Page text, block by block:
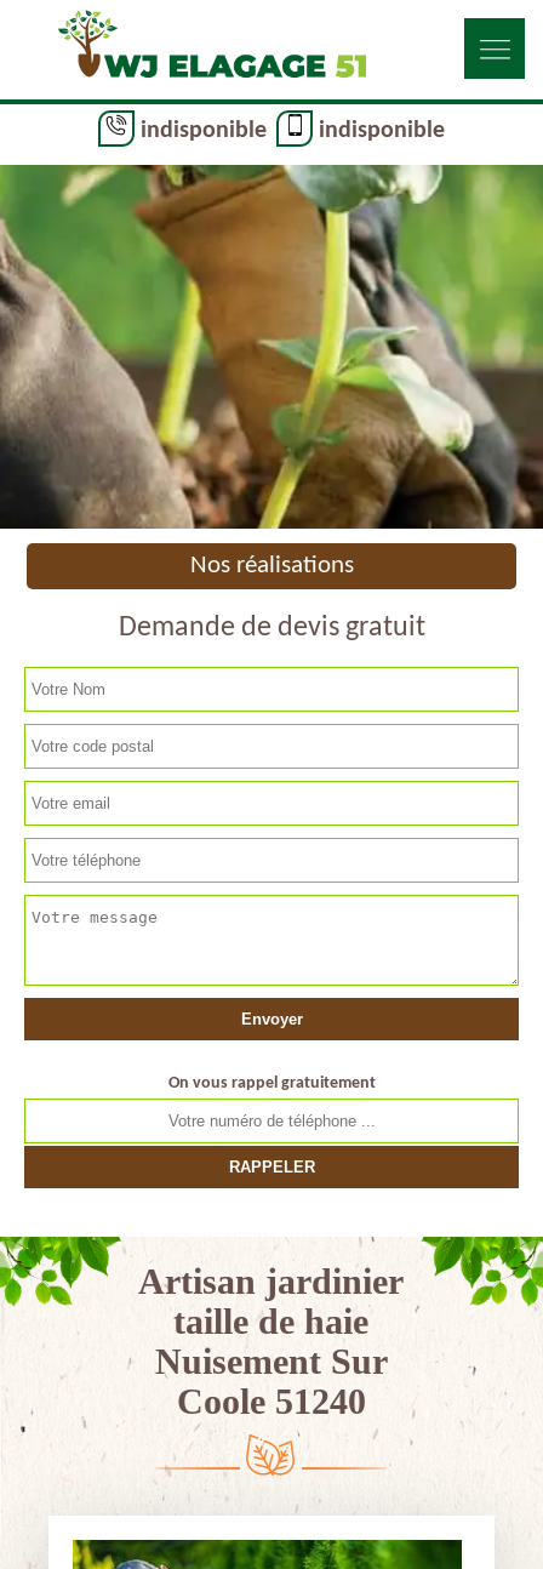
indisponible indisponible
Nos réalisations
Demande de devis gratuit
On vous rappel gratuitement
Artisan jardinier
taille de haie
Nuisement Sur
Coole 51240